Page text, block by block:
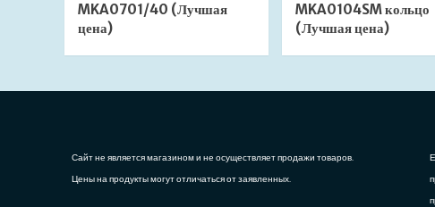
MKA0701/40 (Лучшая
цена)
MKA0104SM кольцо
(Лучшая цена)
Сайт не является магазином и не осуществляет продажи товаров.
Цены на продукты могут отличаться от заявленных.